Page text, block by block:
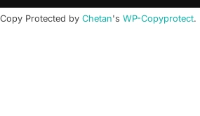
Copy Protected by Chetan's WP-Copyprotect.